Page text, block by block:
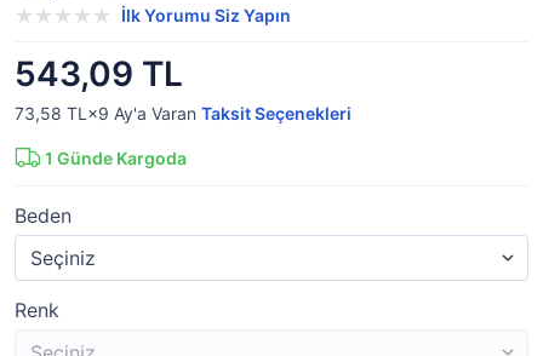
İlk Yorumu Siz Yapın
543,09 TL
73,58 TL×9 Ay'a Varan Taksit Seçenekleri
1 Günde Kargoda
Beden
Renk